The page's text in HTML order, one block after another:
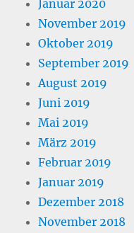
Januar 2020
November 2019
Oktober 2019
September 2019
August 2019
Juni 2019
Mai 2019
März 2019
Februar 2019
Januar 2019
Dezember 2018
November 2018